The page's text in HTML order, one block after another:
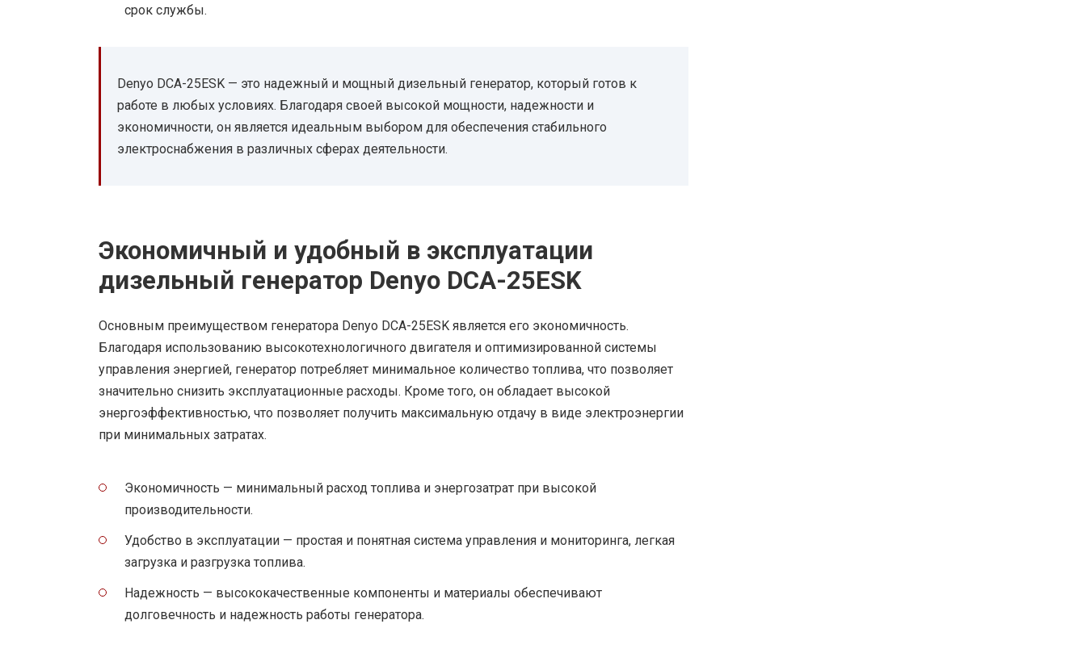
срок службы.
Denyo DCA-25ESK — это надежный и мощный дизельный генератор, который готов к
работе в любых условиях. Благодаря своей высокой мощности, надежности и
экономичности, он является идеальным выбором для обеспечения стабильного
электроснабжения в различных сферах деятельности.
Экономичный и удобный в эксплуатации
дизельный генератор Denyo DCA-25ESK
Основным преимуществом генератора Denyo DCA-25ESK является его экономичность.
Благодаря использованию высокотехнологичного двигателя и оптимизированной системы
управления энергией, генератор потребляет минимальное количество топлива, что позволяет
значительно снизить эксплуатационные расходы. Кроме того, он обладает высокой
энергоэффективностью, что позволяет получить максимальную отдачу в виде электроэнергии
при минимальных затратах.
Экономичность — минимальный расход топлива и энергозатрат при высокой
производительности.
Удобство в эксплуатации — простая и понятная система управления и мониторинга, легкая
загрузка и разгрузка топлива.
Надежность — высококачественные компоненты и материалы обеспечивают
долговечность и надежность работы генератора.